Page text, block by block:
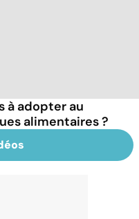
à adopter au
alimentaires ?